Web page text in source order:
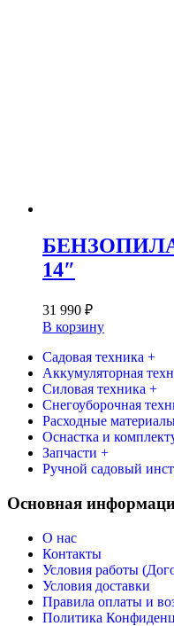
БЕНЗОПИЛА
14″
31 990 ₽
В корзину
Садовая техника +
Аккумуляторная
Силовая техника +
Снегоуборочная
Расходные
Оснастка и
Запчасти +
Ручной садовый
Основная
О нас
Контакты
Условия работы
Условия доставки
Правила оплаты и
Политика